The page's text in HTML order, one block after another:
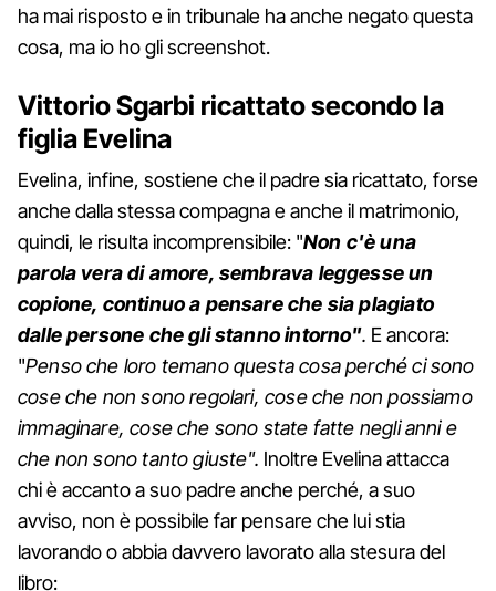
ha mai risposto e in tribunale ha anche negato questa
cosa, ma io ho gli screenshot.
Vittorio Sgarbi ricattato secondo la
figlia Evelina
Evelina, infine, sostiene che il padre sia ricattato, forse
anche dalla stessa compagna e anche il matrimonio,
quindi, le risulta incomprensibile: "Non c'è una
parola vera di amore, sembrava leggesse un
copione, continuo a pensare che sia plagiato
dalle persone che gli stanno intorno". E ancora:
"Penso che loro temano questa cosa perché ci sono
cose che non sono regolari, cose che non possiamo
immaginare, cose che sono state fatte negli anni e
che non sono tanto giuste". Inoltre Evelina attacca
chi è accanto a suo padre anche perché, a suo
avviso, non è possibile far pensare che lui stia
lavorando o abbia davvero lavorato alla stesura del
libro: